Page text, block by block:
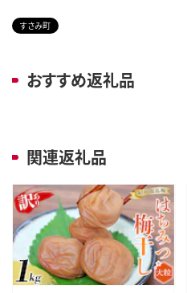
すさみ町
おすすめ返礼品
関連返礼品